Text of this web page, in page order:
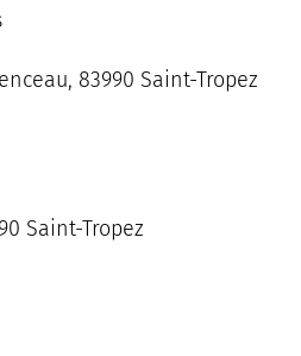
83990 Saint-Tropez
Saint-Tropez